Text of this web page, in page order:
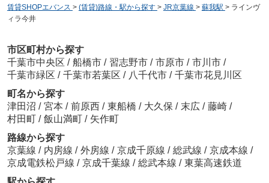
スターヒルズ長島B
5.2万 円 / 3DK
賃貸SHOPエバンス > (賃貸)路線・駅から探す > JR京葉線 > 蘇我駅 > ラインヴ
ィラ今井
市区町村から探す
千葉市中央区 / 船橋市 / 習志野市 / 市原市 / 市川市 /
千葉市緑区 / 千葉市若葉区 / 八千代市 / 千葉市花見川区
町名から探す
津田沼 / 宮本 / 前原西 / 東船橋 / 大久保 / 末広 / 藤崎 /
村田町 / 飯山満町 / 矢作町
路線から探す
京葉線 / 内房線 / 外房線 / 京成千原線 / 総武線 / 京成本線 /
京成電鉄松戸線 / 京成千葉線 / 総武本線 / 東葉高速鉄道